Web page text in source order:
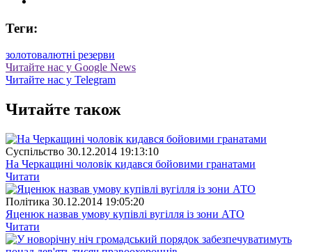
Теги:
золотовалютні резерви
Читайте нас у Google News
Читайте нас у Telegram
Читайте також
Суспiльство 30.12.2014 19:13:10
На Черкащині чоловік кидався бойовими гранатами
Читати
Полiтика 30.12.2014 19:05:20
Яценюк назвав умову купівлі вугілля із зони АТО
Читати